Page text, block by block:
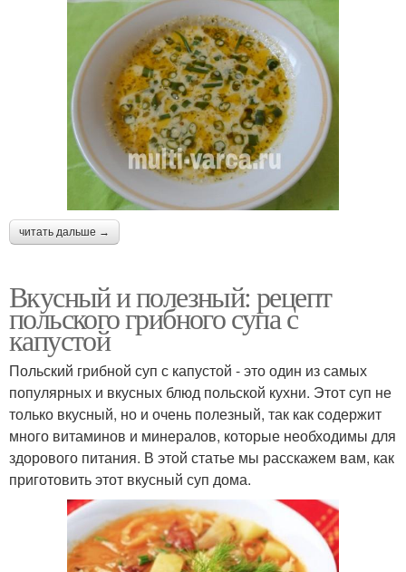
читать дальше →
Вкусный и полезный: рецепт
польского грибного супа с
капустой
Польский грибной суп с капустой - это один из самых
популярных и вкусных блюд польской кухни. Этот суп не
только вкусный, но и очень полезный, так как содержит
много витаминов и минералов, которые необходимы для
здорового питания. В этой статье мы расскажем вам, как
приготовить этот вкусный суп дома.